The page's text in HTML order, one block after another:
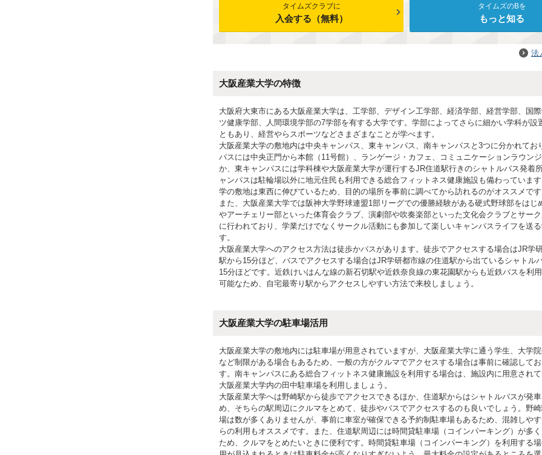
タイムズクラブに
入会する（無料）
タイムズのBを
もっと知る
法
大阪産業大学の特徴
大阪府大東市にある大阪産業大学は、工学部、デザイン工学部、経済学部、経営学部、国
ツ健康学部、人間環境学部の7学部を有する大学です。学部によってさらに細かい学科が設
ともあり、経営やらスポーツなどさまざまなことが学べます。
大阪産業大学の敷地内は中央キャンパス、東キャンパス、南キャンパスと3つに分かれてお
パスには中央正門から本館（11号館）、ランゲージ・カフェ、コミュニケーションラウン
か、東キャンパスには学科棟や大阪産業大学が運行するJR住道駅行きのシャトルバス発着
ャンパスは駐輪場以外に地元住民も利用できる総合フィットネス健康施設も備わっていま
学の敷地は東西に伸びているため、目的の場所を事前に調べてから訪れるのがオススメです
また、大阪産業大学では阪神大学野球連盟1部リーグでの優勝経験がある硬式野球部をはじ
やアーチェリー部といった体育会クラブ、演劇部や吹奏楽部といった文化会クラブとサー
に行われており、学業だけでなくサークル活動にも参加して楽しいキャンパスライフを送
す。
大阪産業大学へのアクセス方法は徒歩かバスがあります。徒歩でアクセスする場合はJR学
駅から15分ほど、バスでアクセスする場合はJR学研都市線の住道駅から出ているシャトル
15分ほどです。近鉄けいはんな線の新石切駅や近鉄奈良線の東花園駅からも近鉄バスを利
可能なため、自宅最寄り駅からアクセスしやすい方法で来校しましょう。
大阪産業大学の駐車場活用
大阪産業大学の敷地内には駐車場が用意されていますが、大阪産業大学に通う学生、大学
など制限がある場合もあるため、一般の方がクルマでアクセスする場合は事前に確認して
す。南キャンパスにある総合フィットネス健康施設を利用する場合は、施設内に用意され
大阪産業大学内の田中駐車場を利用しましょう。
大阪産業大学へは野崎駅から徒歩でアクセスできるほか、住道駅からはシャトルバスが発
め、そちらの駅周辺にクルマをとめて、徒歩やバスでアクセスするのも良いでしょう。野
場は数が多くありませんが、事前に車室が確保できる予約制駐車場もあるため、混雑しや
らの利用もオススメです。また、住道駅周辺には時間貸駐車場（コインパーキング）が多
ため、クルマをとめたいときに便利です。時間貸駐車場（コインパーキング）を利用する